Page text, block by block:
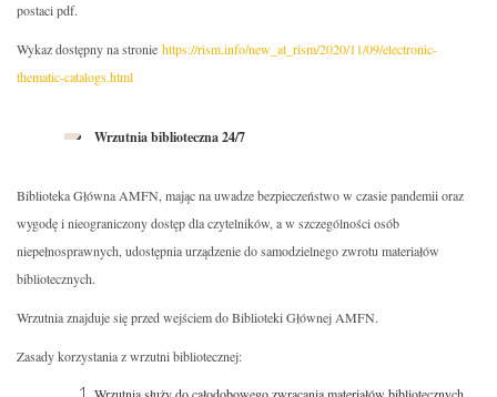
postaci pdf.
Wykaz dostępny na stronie https://rism.info/new_at_rism/2020/11/09/electronic-
thematic-catalogs.html
Wrzutnia biblioteczna 24/7
Biblioteka Główna AMFN, mając na uwadze bezpieczeństwo w czasie pandemii oraz
wygodę i nieograniczony dostęp dla czytelników, a w szczególności osób
niepełnosprawnych, udostępnia urządzenie do samodzielnego zwrotu materiałów
bibliotecznych.
Wrzutnia znajduje się przed wejściem do Biblioteki Głównej AMFN.
Zasady korzystania z wrzutni bibliotecznej: